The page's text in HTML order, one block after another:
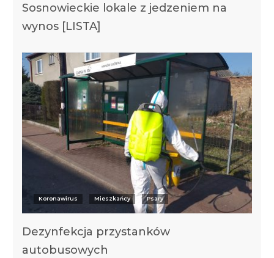
Sosnowieckie lokale z jedzeniem na
wynos [LISTA]
Koronawirus Mieszkańcy Psary
Dezynfekcja przystanków
autobusowych